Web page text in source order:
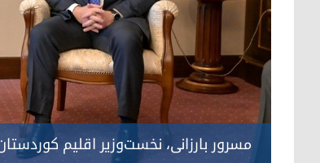
مسرور بارزانی، نخست‌وزیر اقلیم